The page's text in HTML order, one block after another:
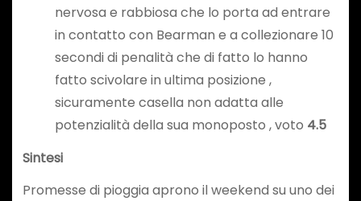
nervosa e rabbiosa che lo porta ad entrare
in contatto con Bearman e a collezionare 10
secondi di penalità che di fatto lo hanno
fatto scivolare in ultima posizione ,
sicuramente casella non adatta alle
potenzialità della sua monoposto , voto 4.5
Sintesi
Promesse di pioggia aprono il weekend su uno dei